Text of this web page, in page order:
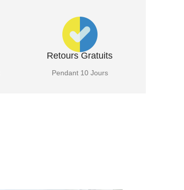
Retours Gratuits
Pendant 10 Jours